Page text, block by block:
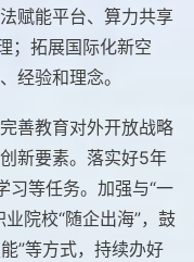
赋能平台、算力共享
；拓展国际化新空
经验和理念。
善教育对外开放战略
新要素。落实好5年
习等任务。加强与“一
院校“随企出海”，鼓
”等方式，持续办好